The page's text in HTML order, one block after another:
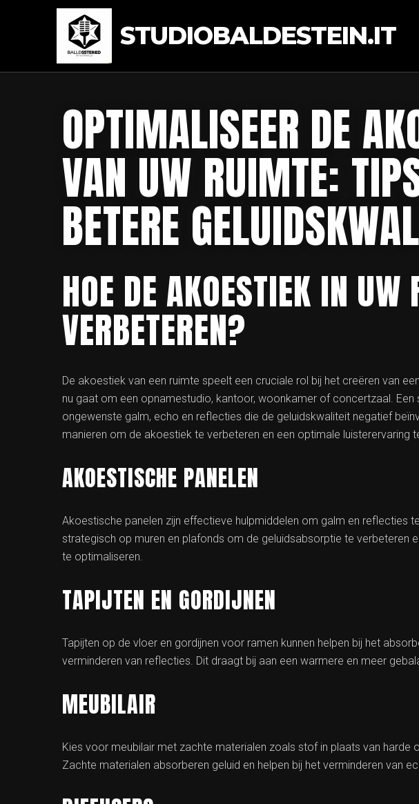
STUDIOBALDESTEIN.IT
OPTIMALISEER DE
VAN UW RUIMTE:
BETERE
HOE DE AKOESTIEK IN UW
VERBETEREN?
De akoestiek van een ruimte speelt een cruciale rol bij het creëren van
nu gaat om een opnamestudio, kantoor, woonkamer of concertzaal.
ongewenste galm, echo en reflecties die de geluidskwaliteit negatief
manieren om de akoestiek te verbeteren en een optimale luisterervaring
AKOESTISCHE PANELEN
Akoestische panelen zijn effectieve hulpmiddelen om galm en reflecties
strategisch op muren en plafonds om de geluidsabsorptie te verbeteren
te optimaliseren.
TAPIJTEN EN GORDIJNEN
Tapijten op de vloer en gordijnen voor ramen kunnen helpen bij het
verminderen van reflecties. Dit draagt bij aan een warmere en meer
MEUBILAIR
Kies voor meubilair met zachte materialen zoals stof in plaats van harde
Zachte materialen absorberen geluid en helpen bij het verminderen van